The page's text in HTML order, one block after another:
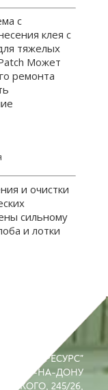
с
клея с
тяжелых
Может
ремонта
и очистки
сильному
и лотки
"ПРОМРЕСУРС"
РОСТОВ-НА-ДОНУ
245/26,